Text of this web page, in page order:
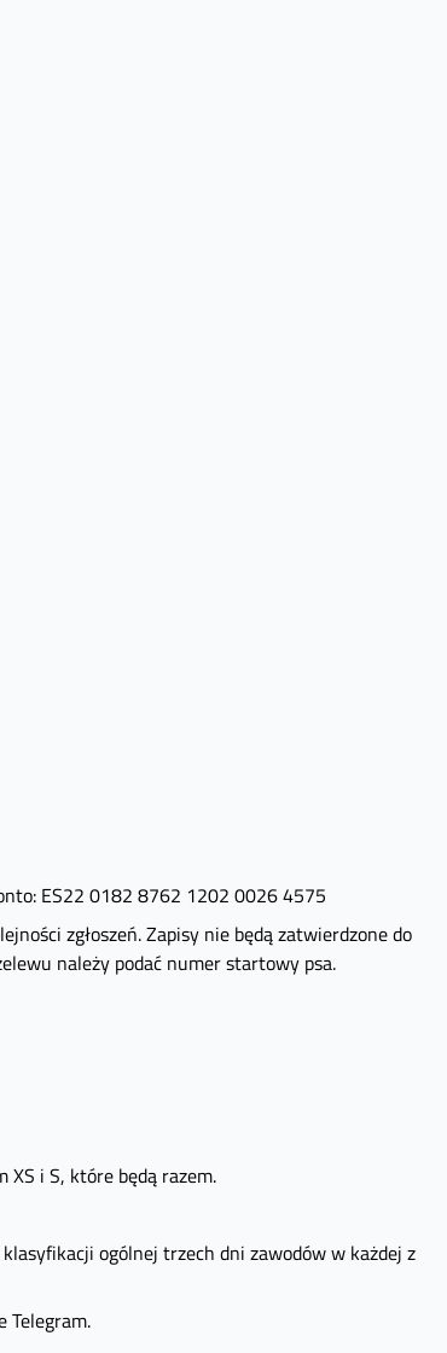
ES22 0182 8762 1202 0026 4575
zgłoszeń. Zapisy nie będą zatwierdzone do
należy podać numer startowy psa.
i S, które będą razem.
ogólnej trzech dni zawodów w każdej z
Telegram.